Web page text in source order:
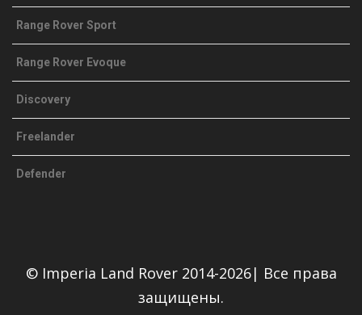
Range Rover Sport
Range Rover Evoque
Discovery
Freelander
Defender
© Imperia Land Rover 2014-2026| Все права
защищены.